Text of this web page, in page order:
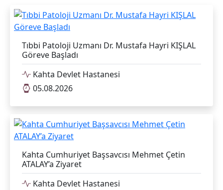
Tıbbi Patoloji Uzmanı Dr. Mustafa Hayri KIŞLAL
Göreve Başladı
Kahta Devlet Hastanesi
05.08.2026
Kahta Cumhuriyet Başsavcısı Mehmet Çetin
ATALAY’a Ziyaret
Kahta Devlet Hastanesi